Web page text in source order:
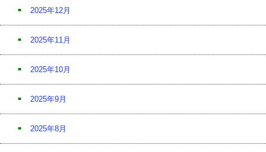
2025年12月
2025年11月
2025年10月
2025年9月
2025年8月